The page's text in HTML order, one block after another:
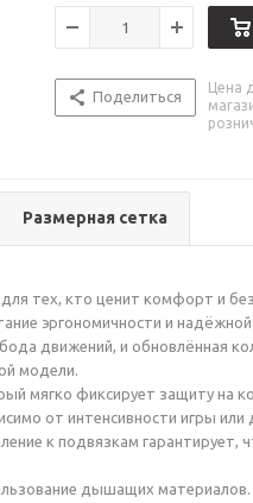
Поделиться
Цена
Размерная сетка
тех, кто ценит комфорт и
эргономичности и
движений, и обновлённая
модели.
мягко фиксирует защиту на
от интенсивности игры
к подвязкам гарантирует,
дышащих материалов.